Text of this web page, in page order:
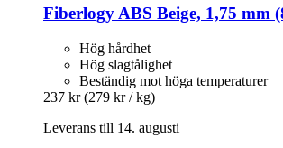
FiberlogyABS Beige, 1,75 mm
Hög hårdhet
Hög slagtålighet
Beständig mot höga temperaturer
237 kr (279 kr / kg)
Leverans till 14. augusti